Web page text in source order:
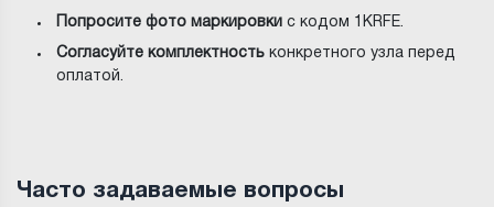
Попросите фото маркировки с кодом 1KRFE.
Согласуйте комплектность конкретного узла перед
оплатой.
Часто задаваемые вопросы